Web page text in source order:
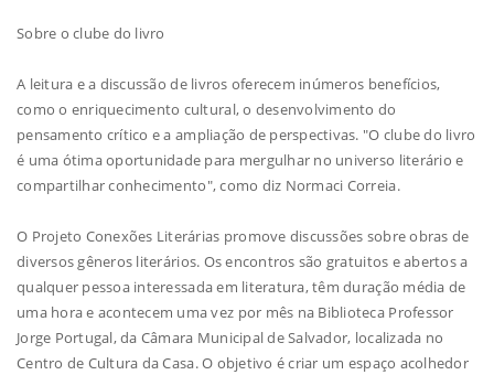
Sobre o clube do livro
A leitura e a discussão de livros oferecem inúmeros benefícios,
como o enriquecimento cultural, o desenvolvimento do
pensamento crítico e a ampliação de perspectivas. "O clube do livro
é uma ótima oportunidade para mergulhar no universo literário e
compartilhar conhecimento", como diz Normaci Correia.
O Projeto Conexões Literárias promove discussões sobre obras de
diversos gêneros literários. Os encontros são gratuitos e abertos a
qualquer pessoa interessada em literatura, têm duração média de
uma hora e acontecem uma vez por mês na Biblioteca Professor
Jorge Portugal, da Câmara Municipal de Salvador, localizada no
Centro de Cultura da Casa. O objetivo é criar um espaço acolhedor